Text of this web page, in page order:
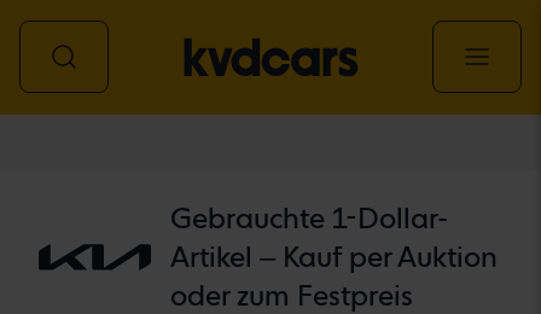
Gebrauchte 1-Dollar-
Artikel – Kauf per Auktion
oder zum Festpreis